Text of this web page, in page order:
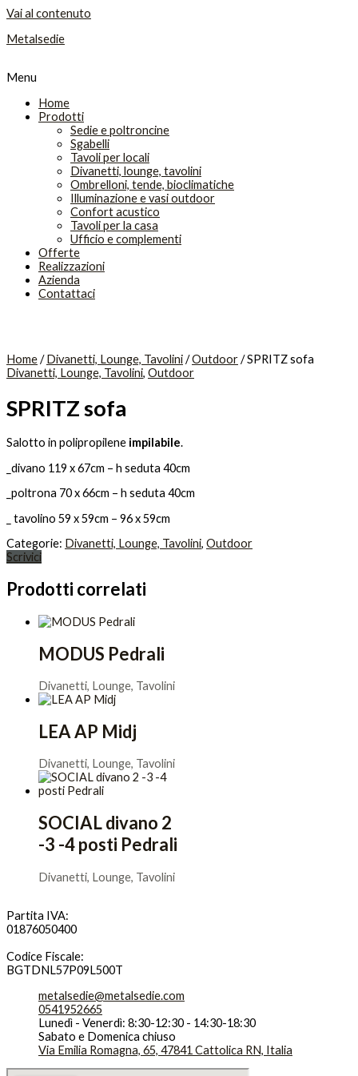
Vai al contenuto
Metalsedie
Menu
Home
Prodotti
Sedie e poltroncine
Sgabelli
Tavoli per locali
Divanetti, lounge, tavolini
Ombrelloni, tende, bioclimatiche
Illuminazione e vasi outdoor
Confort acustico
Tavoli per la casa
Ufficio e complementi
Offerte
Realizzazioni
Azienda
Contattaci
Home/Divanetti, Lounge, Tavolini/Outdoor/ SPRITZ sofa
Divanetti, Lounge, Tavolini, Outdoor
SPRITZ sofa
Salotto in polipropilene impilabile.
_divano 119 x 67cm – h seduta 40cm
_poltrona 70 x 66cm – h seduta 40cm
_ tavolino 59 x 59cm – 96 x 59cm
Categorie: Divanetti, Lounge, Tavolini, Outdoor
Scrivici
Prodotti correlati
MODUS Pedrali
Divanetti, Lounge, Tavolini
LEA AP Midj
Divanetti, Lounge, Tavolini
SOCIAL divano 2
-3 -4 posti Pedrali
Divanetti, Lounge, Tavolini
Partita IVA:
01876050400
Codice Fiscale:
BGTDNL57P09L500T
metalsedie@metalsedie.com
0541952665
Lunedì - Venerdì: 8:30-12:30 - 14:30-18:30
Sabato e Domenica chiuso
Via Emilia Romagna, 65, 47841 Cattolica RN, Italia